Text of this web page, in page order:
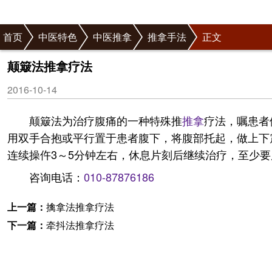
首页 中医特色 中医推拿 推拿手法 正文
颠簸法推拿疗法
2016-10-14
颠簸法为治疗腹痛的一种特殊推推拿疗法，嘱患
用双手合抱或平行置于患者腹下，将腹部托起，做上
连续操仵3～5分钟左右，休息片刻后继续治疗，至少
咨询电话： 010-87876186
上一篇： 擒拿法推拿疗法
下一篇： 牵抖法推拿疗法